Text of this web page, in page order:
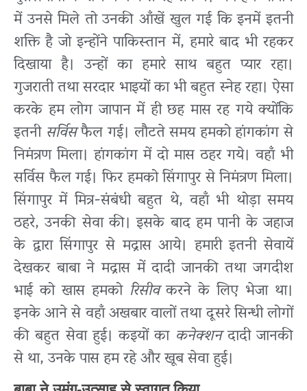
में उनसे मिले तो उनकी आँखें खुल गई कि इनमें इतनी
शक्ति है जो इन्होंने पाकिस्तान में, हमारे बाद भी रहकर
दिखाया है। उन्हों का हमारे साथ बहुत प्यार रहा।
गुजराती तथा सरदार भाइयों का भी बहुत स्नेह रहा। ऐसा
करके हम लोग जापान में ही छह मास रह गये क्योंकि
इतनीसर्विसफैल गई। लौटते समय हमको हांगकांग से
निमंत्रण मिला। हांगकांग में दो मास ठहर गये। वहाँ भी
सर्विस फैल गई। फिर हमको सिंगापुर से निमंत्रण मिला।
सिंगापुर में मित्र-संबंधी बहुत थे, वहाँ भी थोड़ा समय
ठहरे, उनकी सेवा की। इसके बाद हम पानी के जहाज
के द्वारा सिंगापुर से मद्रास आये। हमारी इतनी सेवायें
देखकर बाबा ने मद्रास में दादी जानकी तथा जगदीश
भाई को खास हमको रिसीवकरने के लिए भेजा था।
इनके आने से वहाँ अखबार वालों तथा दूसरे सिन्धी लोगों
की बहुत सेवा हुई। कइयों का कनेक्शनदादी जानकी
से था, उनके पास हम रहे और खूब सेवा हुई।